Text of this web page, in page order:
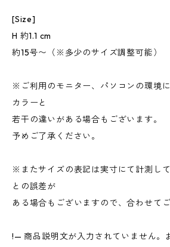
[Size]
H 約1.1 cm
約15号〜（※多少のサイズ調整可能）
※ご利用のモニター、パソコンの環境
カラーと
若干の違いがある場合もございます。
予めご了承ください。
※またサイズの表記は実寸にて計測し
との誤差が
ある場合もございますので、合わせて
!— 商品説明文が入力されていません。